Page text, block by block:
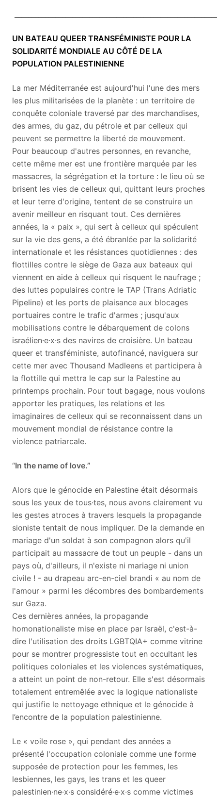
UN BATEAU QUEER TRANSFÉMINISTE POUR LA
SOLIDARITÉ MONDIALE AU CÔTÉ DE LA
POPULATION PALESTINIENNE
La mer Méditerranée est aujourd'hui l'une des mers
les plus militarisées de la planète : un territoire de
conquête coloniale traversé par des marchandises,
des armes, du gaz, du pétrole et par celleux qui
peuvent se permettre la liberté de mouvement.
Pour beaucoup d'autres personnes, en revanche,
cette même mer est une frontière marquée par les
massacres, la ségrégation et la torture : le lieu où se
brisent les vies de celleux qui, quittant leurs proches
et leur terre d'origine, tentent de se construire un
avenir meilleur en risquant tout. Ces dernières
années, la « paix », qui sert à celleux qui spéculent
sur la vie des gens, a été ébranlée par la solidarité
internationale et les résistances quotidiennes : des
flottilles contre le siège de Gaza aux bateaux qui
viennent en aide à celleux qui risquent le naufrage ;
des luttes populaires contre le TAP (Trans Adriatic
Pipeline) et les ports de plaisance aux blocages
portuaires contre le trafic d'armes ; jusqu'aux
mobilisations contre le débarquement de colons
israélien·e·x·s des navires de croisière. Un bateau
queer et transféministe, autofinancé, naviguera sur
cette mer avec Thousand Madleens et participera à
la flottille qui mettra le cap sur la Palestine au
printemps prochain. Pour tout bagage, nous voulons
apporter les pratiques, les relations et les
imaginaires de celleux qui se reconnaissent dans un
mouvement mondial de résistance contre la
violence patriarcale.
“In the name of love.”
Alors que le génocide en Palestine était désormais
sous les yeux de tous·tes, nous avons clairement vu
les gestes atroces à travers lesquels la propagande
sioniste tentait de nous impliquer. De la demande en
mariage d'un soldat à son compagnon alors qu'il
participait au massacre de tout un peuple - dans un
pays où, d'ailleurs, il n'existe ni mariage ni union
civile ! - au drapeau arc-en-ciel brandi « au nom de
l'amour » parmi les décombres des bombardements
sur Gaza.
Ces dernières années, la propagande
homonationaliste mise en place par Israël, c'est-à-
dire l'utilisation des droits LGBTQIA+ comme vitrine
pour se montrer progressiste tout en occultant les
politiques coloniales et les violences systématiques,
a atteint un point de non-retour. Elle s'est désormais
totalement entremêlée avec la logique nationaliste
qui justifie le nettoyage ethnique et le génocide à
l’encontre de la population palestinienne.
Le « voile rose », qui pendant des années a
présenté l'occupation coloniale comme une forme
supposée de protection pour les femmes, les
lesbiennes, les gays, les trans et les queer
palestinien·ne·x·s considéré·e·x·s comme victimes